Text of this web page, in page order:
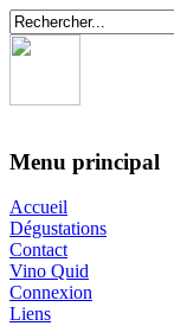
Menu principal
Accueil
Dégustations
Contact
Vino Quid
Connexion
Liens